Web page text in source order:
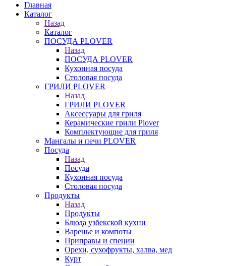
Главная
Каталог
Назад
Каталог
ПОСУДА PLOVER
Назад
ПОСУДА PLOVER
Кухонная посуда
Столовая посуда
ГРИЛИ PLOVER
Назад
ГРИЛИ PLOVER
Аксессуары для гриля
Керамические грили Plover
Комплектующие для гриля
Мангалы и печи PLOVER
Посуда
Назад
Посуда
Кухонная посуда
Столовая посуда
Продукты
Назад
Продукты
Блюда узбекской кухни
Варенье и компоты
Приправы и специи
Орехи, сухофрукты, халва, мед
Курт